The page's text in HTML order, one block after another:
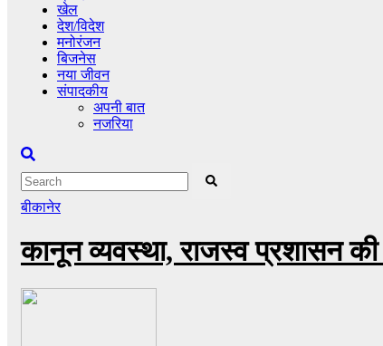
खेल
देश/विदेश
मनोरंजन
बिजनेस
नया जीवन
संपादकीय
अपनी बात
नजरिया
बीकानेर
कानून व्यवस्था, राजस्व प्रशासन